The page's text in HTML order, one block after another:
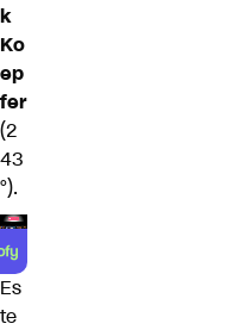
k
Ko
ep
fer
(2
43
°).
Es
te